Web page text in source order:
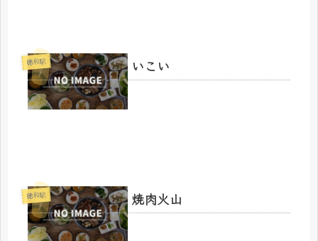
徳和駅 いこい
徳和駅 焼肉火山